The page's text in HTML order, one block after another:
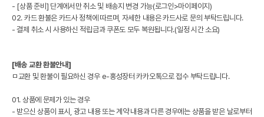
- [상품 준비] 단계에서만 취소 및 배송지 변경 가능(로그인>마이페이지)
02. 카드 환불은 카드사 정책에 따르며, 자세한 내용은 카드사로 문의 부탁드립니다.
- 결제 취소 시 사용하신 적립금과 쿠폰도 모두 복원됩니다.(일정 시간 소요)
[배송 교환 환불안내]
ㅁ교환 및 환불이 필요하신 경우 e-홍성장터 카카오톡으로 접수 부탁드립니다.
01. 상품에 문제가 있는 경우
- 받으신 상품이 표시, 광고 내용 또는 계약 내용과 다른 경우에는 상품을 받은 날로부터